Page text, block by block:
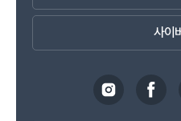
사이